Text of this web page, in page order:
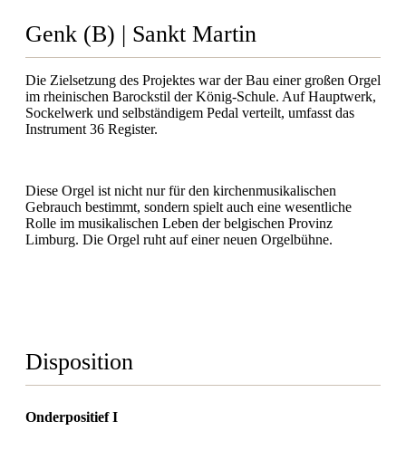
Genk (B) | Sankt Martin
Die Zielsetzung des Projektes war der Bau einer großen Orgel
im rheinischen Barockstil der König-Schule. Auf Hauptwerk,
Sockelwerk und selbständigem Pedal verteilt, umfasst das
Instrument 36 Register.
Diese Orgel ist nicht nur für den kirchenmusikalischen
Gebrauch bestimmt, sondern spielt auch eine wesentliche
Rolle im musikalischen Leben der belgischen Provinz
Limburg. Die Orgel ruht auf einer neuen Orgelbühne.
Disposition
Onderpositief I